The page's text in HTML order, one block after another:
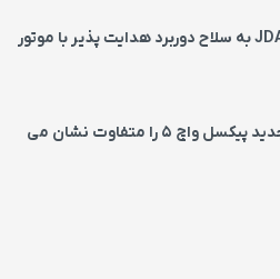
تبدیل بمب JDAM به سلاح دوربرد هدایت پذیر با موتور
گوگل با تیزری جدید پیکسل واچ ۵ را متفاوت نشان می‌